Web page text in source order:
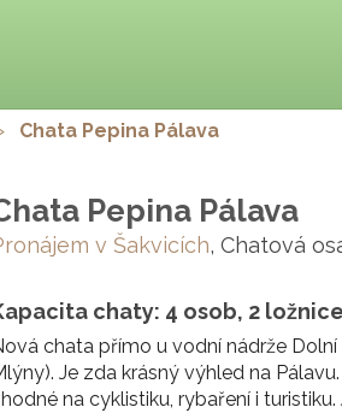
Chata Pepina Pálava
Pepina Pálava
v Šakvicích, Chatová
chaty: 4 osob, 2 ložnice
chata přímo u vodní nádrže Dolní
Je zda krásný výhled na
na cyklistiku, rybaření i turistiku.